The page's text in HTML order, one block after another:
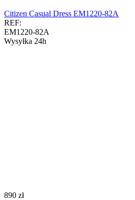
Citizen Casual Dress EM1220-82A
REF:
EM1220-82A
Wysyłka 24h
‍890‍ zł